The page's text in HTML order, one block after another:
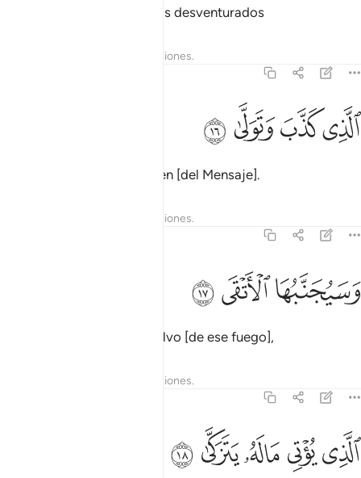
en el que solo ingresarán los desventurados
Reflexiones.
الذي كذب وتولى ١٦
ٱلَّذِى كَذَّبَ وَتَوَلَّىٰ ١٦
ﱝﱞﱟﱠ
que desmientan y se aparten [del Mensaje].
Reflexiones.
وسيجنبها الاتقى ١٧
وَسَيُجَنَّبُهَا ٱلْأَتْقَى ١٧
ﱡﱢﱣ
Pero el piadoso estará a salvo [de ese fuego],
Reflexiones.
الذي يوتي ماله يتزكى ١٨
ٱلَّذِى يُؤْتِى مَالَهُۥ يَتَزَكَّىٰ ١٨
ﱤﱥﱦﱧﱨ